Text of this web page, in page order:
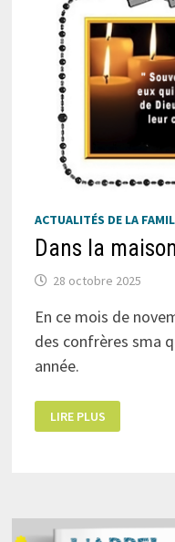
ACTUALITÉS DE LA
Dans la
28 octobre 2025
En ce mois de
des confrères sma
année.
LA
MAISON
LIRE PLUS